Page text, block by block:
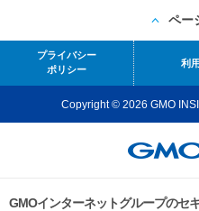
ペー
プライバシー
ポリシー
利
Copyright © 2026 GMO
GMOインターネットグループのセ